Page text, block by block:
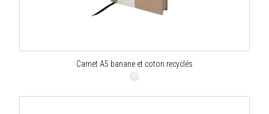
Carnet A5 banane et coton recyclés